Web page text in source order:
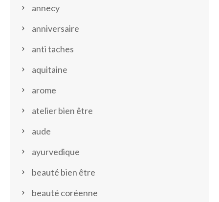
annecy
anniversaire
anti taches
aquitaine
arome
atelier bien être
aude
ayurvedique
beauté bien être
beauté coréenne